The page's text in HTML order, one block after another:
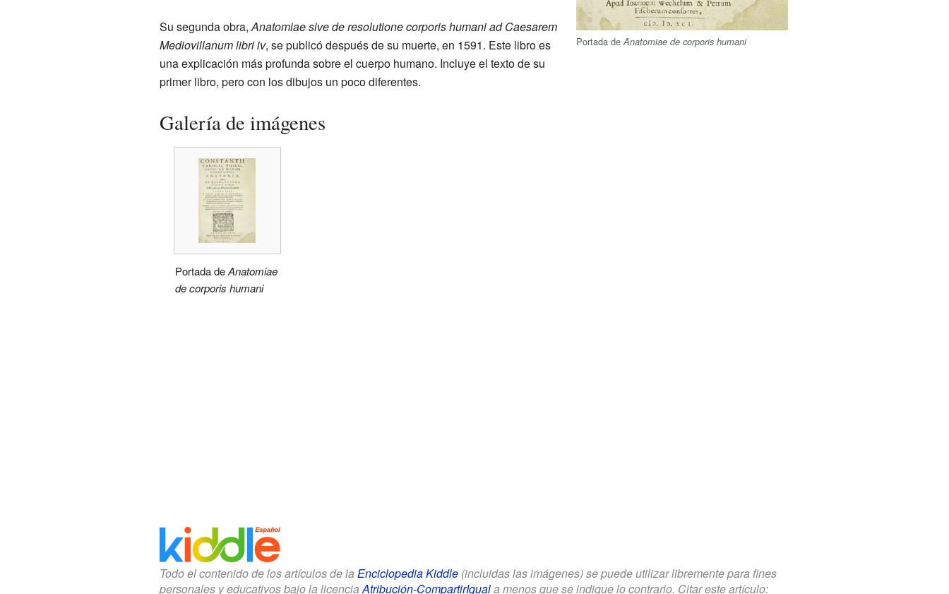
Portada deAnatomiae de corporis humani
Su segunda obra,Anatomiae sive de resolutione corporis humani ad Caesarem
Mediovillanum libri iv, se publicó después de su muerte, en 1591. Este libro es
una explicación más profunda sobre el cuerpo humano. Incluye el texto de su
primer libro, pero con los dibujos un poco diferentes.
Galería de imágenes
Portada deAnatomiae
de corporis humani
Todo el contenido de los artículos de la Enciclopedia Kiddle(incluidas las imágenes) se puede utilizar libremente para fines
personales y educativos bajo la licencia Atribución-CompartirIguala menos que se indique lo contrario. Citar este artículo: